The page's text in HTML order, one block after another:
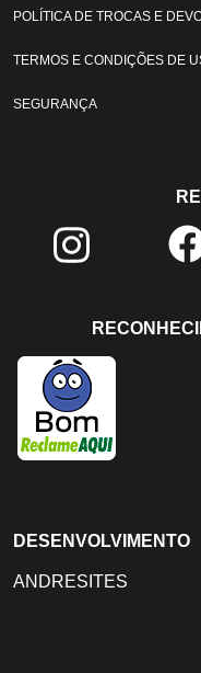
POLÍTICA DE TROCAS E
TERMOS E CONDIÇÕES DE
SEGURANÇA
DESENVOLVIMENTO
ANDRESITES